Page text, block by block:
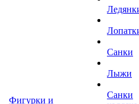
Фигурки и
Санки
Лыжи
Санки